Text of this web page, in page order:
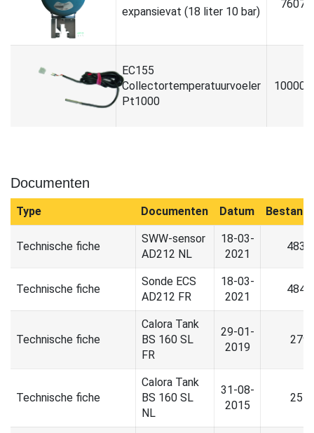
expansievat (18 liter 10 bar)
EC155
Collectortemperatuurvoeler
Pt1000
Documenten
Type Documenten Datum
Technische fiche
SWW-sensor
AD212 NL
18-03-
2021
Technische fiche
Sonde ECS
AD212 FR
18-03-
2021
Technische fiche
Calora Tank
BS 160 SL
FR
29-01-
2019
Technische fiche
Calora Tank
BS 160 SL
NL
31-08-
2015